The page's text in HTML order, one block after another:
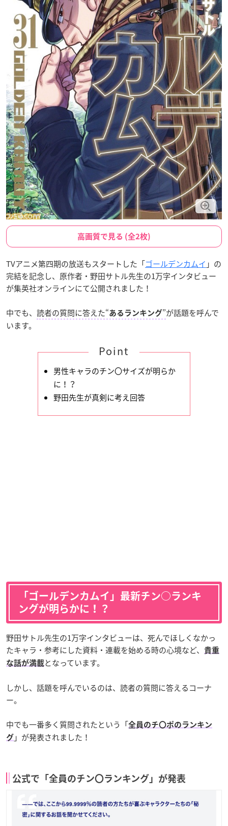
高画質で見る (全2枚)
TVアニメ第四期の放送もスタートした「ゴールデンカムイ 」の
完結を記念し、原作者・野田サトル先生の1万字インタビュー
が集英社オンラインにて公開されました！
中でも、 読者の質問に答えた“あるランキング”が話題を呼んで
います。
Point
男性キャラのチン〇サイズが明らか
に！？
野田先生が真剣に考え回答
「ゴールデンカムイ」最新チン○ランキ
ングが明らかに！？
野田サトル先生の1万字インタビューは、死んでほしくなかっ
たキャラ・参考にした資料・連載を始める時の心境など、
貴重
な話が満載となっています。
しかし、話題を呼んでいるのは、読者の質問に答えるコーナ
ー。
中でも一番多く質問されたという「全員のチ〇ポのランキン
グ 」が発表されました！
公式で「全員のチン〇ランキング」が発表